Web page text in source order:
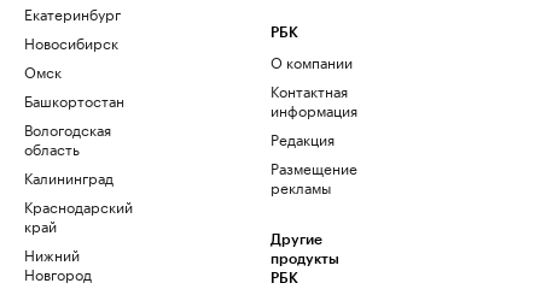
Екатеринбург
Новосибирск
Омск
Башкортостан
Вологодская
область
Калининград
Краснодарский
край
Нижний
Новгород
РБК
О компании
Контактная
информация
Редакция
Размещение
рекламы
Другие
продукты
РБК